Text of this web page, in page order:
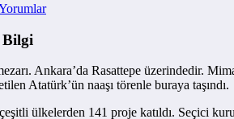
Bilgi
Ankara’da Rasattepe üzerindedir.
Atatürk’ün naaşı törenle buraya taşındı.
ülkelerden 141 proje katıldı. Seçici